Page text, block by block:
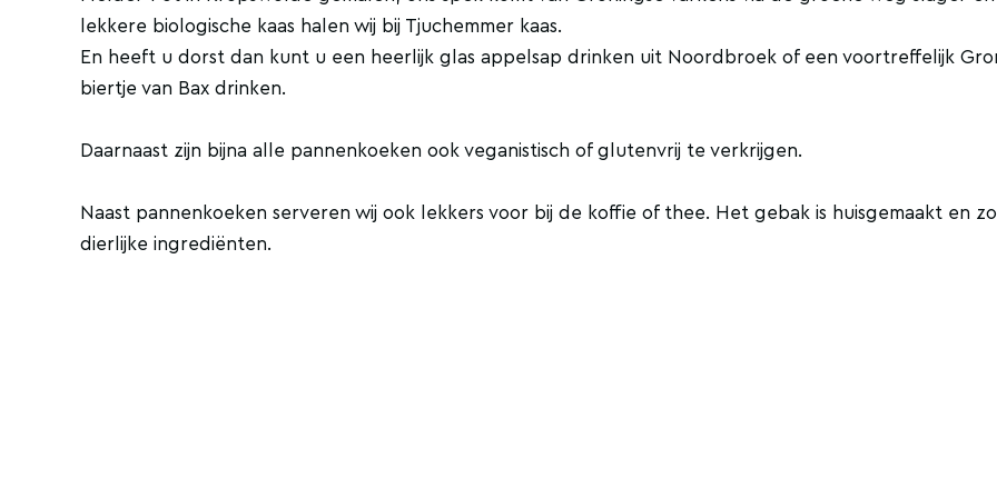
lekkere biologische kaas halen wij bij Tjuchemmer kaas.
En heeft u dorst dan kunt u een heerlijk glas appelsap drinken uit Noordbroek of een voortreffelijk
biertje van Bax drinken.
Daarnaast zijn bijna alle pannenkoeken ook veganistisch of glutenvrij te verkrijgen.
Naast pannenkoeken serveren wij ook lekkers voor bij de koffie of thee. Het gebak is huisgemaakt en
dierlijke ingrediënten.